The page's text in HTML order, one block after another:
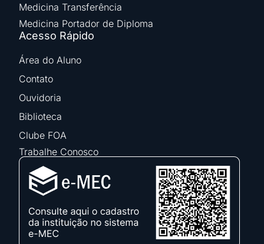
Medicina Transferência
Medicina Portador de Diploma
Acesso Rápido
Área do Aluno
Contato
Ouvidoria
Biblioteca
Clube FOA
Trabalhe Conosco